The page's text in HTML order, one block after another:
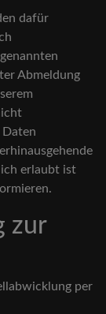
dafür
Abmeldung
erlaubt ist
zur
per